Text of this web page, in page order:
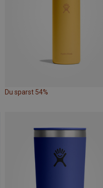
Du sparst 54%